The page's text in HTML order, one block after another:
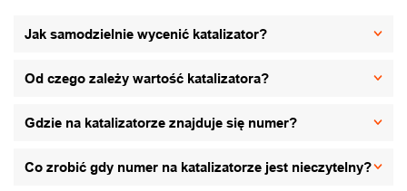
Jak samodzielnie wycenić katalizator?
Od czego zależy wartość katalizatora?
Gdzie na katalizatorze znajduje się numer?
Co zrobić gdy numer na katalizatorze jest nieczytelny?